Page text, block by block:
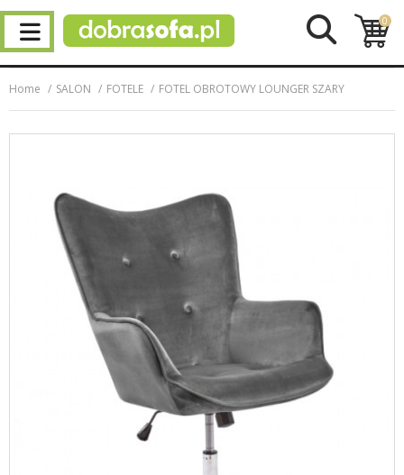
0
Home SALON FOTELE FOTEL OBROTOWY LOUNGER SZARY